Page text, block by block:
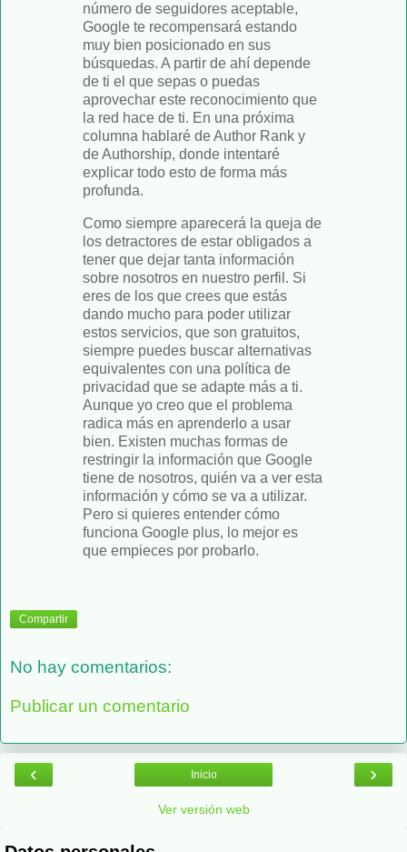
número de seguidores aceptable,
Google te recompensará estando
muy bien posicionado en sus
búsquedas. A partir de ahí depende
de ti el que sepas o puedas
aprovechar este reconocimiento que
la red hace de ti. En una próxima
columna hablaré de Author Rank y
de Authorship, donde intentaré
explicar todo esto de forma más
profunda.
Como siempre aparecerá la queja de
los detractores de estar obligados a
tener que dejar tanta información
sobre nosotros en nuestro perfil. Si
eres de los que crees que estás
dando mucho para poder utilizar
estos servicios, que son gratuitos,
siempre puedes buscar alternativas
equivalentes con una política de
privacidad que se adapte más a ti.
Aunque yo creo que el problema
radica más en aprenderlo a usar
bien. Existen muchas formas de
restringir la información que Google
tiene de nosotros, quién va a ver esta
información y cómo se va a utilizar.
Pero si quieres entender cómo
funciona Google plus, lo mejor es
que empieces por probarlo.
Compartir
No hay comentarios:
Publicar un comentario
‹ ›
Inicio
Ver versión web